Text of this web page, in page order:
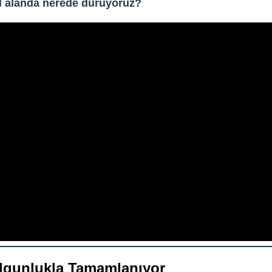
alanda nerede duruyoruz?
Tamamlanıyor